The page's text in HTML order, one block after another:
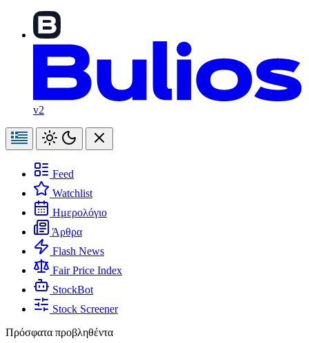
v2
Feed
Watchlist
Ημερολόγιο
Άρθρα
Flash News
Fair Price Index
StockBot
Stock Screener
Πρόσφατα προβληθέντα